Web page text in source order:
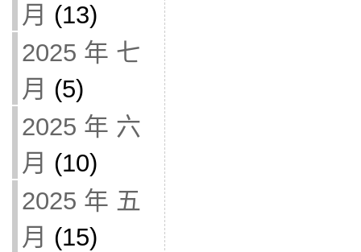
月 (13)
2025 年 七
月 (5)
2025 年 六
月 (10)
2025 年 五
月 (15)